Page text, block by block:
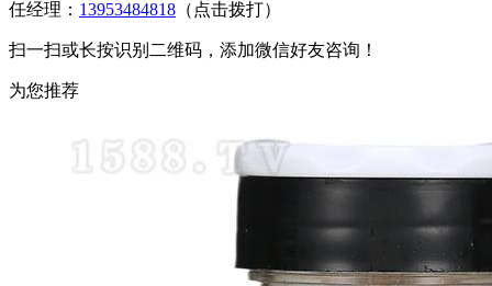
任经理： 13953484818 （点击拨打）
扫一扫或长按识别二维码，添加微信好友咨询！
为您推荐